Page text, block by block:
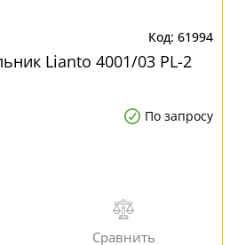
61994
Lianto 4001/03 PL-2
По запросу